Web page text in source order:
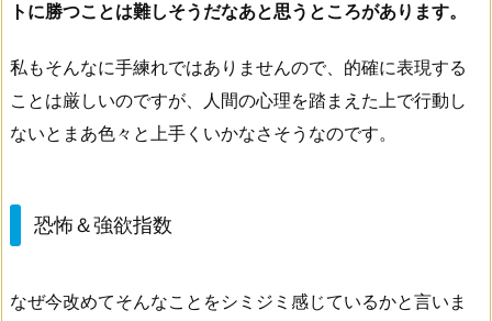
トに勝つことは難しそうだなあと思うところがあります。
私もそんなに手練れではありませんので、的確に表現する
ことは厳しいのですが、人間の心理を踏まえた上で行動し
ないとまあ色々と上手くいかなさそうなのです。
恐怖＆強欲指数
なぜ今改めてそんなことをシミジミ感じているかと言いま